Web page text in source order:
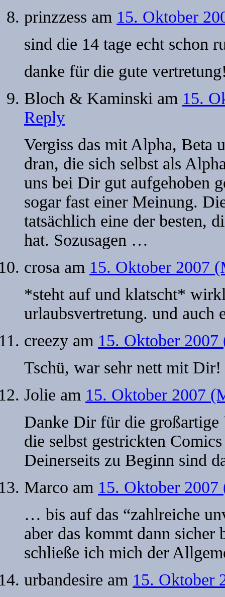
prinzzess am 15. Oktober
sind die 14 tage echt schon
danke für die gute
Bloch & Kaminski am 15.
Reply
Vergiss das mit Alpha, Beta
dran, die sich selbst als
uns bei Dir gut aufgehoben
sogar fast einer Meinung.
tatsächlich eine der besten,
hat. Sozusagen …
crosa am 15. Oktober 2007
*steht auf und klatscht*
urlaubsvertretung. und auch
creezy am 15. Oktober
Tschü, war sehr nett mit
Jolie am 15. Oktober 2007
Danke Dir für die
die selbst gestrickten
Deinerseits zu Beginn sind
Marco am 15. Oktober
… bis auf das “zahlreiche
aber das kommt dann sicher
schließe ich mich der
urbandesire am 15. Oktober